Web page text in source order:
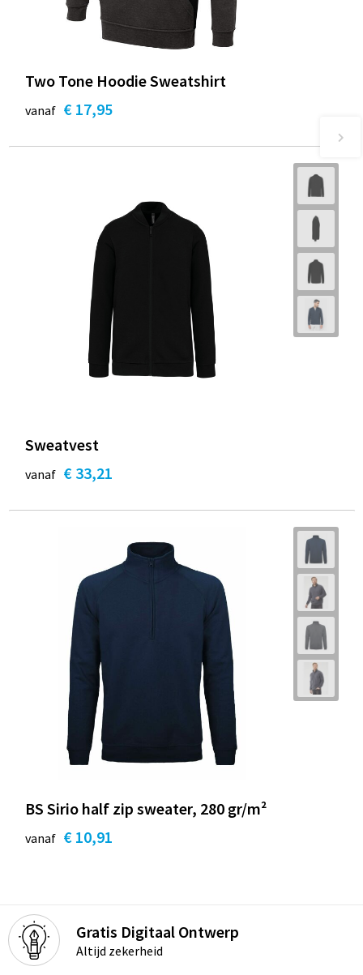
Two Tone Hoodie Sweatshirt
vanaf € 17,95
Sweatvest
vanaf € 33,21
BS Sirio half zip sweater, 280 gr/m²
vanaf € 10,91
Gratis Digitaal Ontwerp
Altijd zekerheid